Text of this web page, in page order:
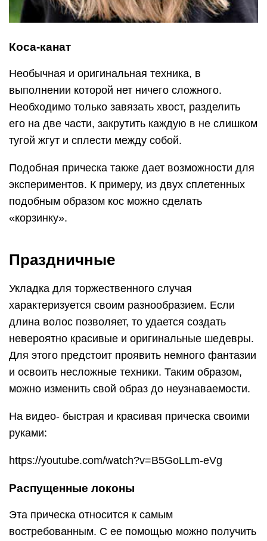
Коса-канат
Необычная и оригинальная техника, в
выполнении которой нет ничего сложного.
Необходимо только завязать хвост, разделить
его на две части, закрутить каждую в не слишком
тугой жгут и сплести между собой.
Подобная прическа также дает возможности для
экспериментов. К примеру, из двух сплетенных
подобным образом кос можно сделать
«корзинку».
Праздничные
Укладка для торжественного случая
характеризуется своим разнообразием. Если
длина волос позволяет, то удается создать
невероятно красивые и оригинальные шедевры.
Для этого предстоит проявить немного фантазии
и освоить несложные техники. Таким образом,
можно изменить свой образ до неузнаваемости.
На видео- быстрая и красивая прическа своими
руками:
https://youtube.com/watch?v=B5GoLLm-eVg
Распущенные локоны
Эта прическа относится к самым
востребованным. С ее помощью можно получить